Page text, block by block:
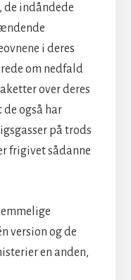
de indåndede
i deres
om nedfald
over deres
de også har
på trods
frigivet sådanne
version og de
en anden,